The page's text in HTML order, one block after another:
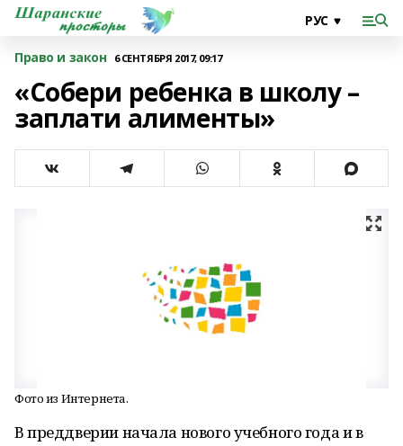
Право и закон 6 СЕНТЯБРЯ 2017, 09:17
«Собери ребенка в школу –
заплати алименты»
Фото из Интернета.
В преддверии начала нового учебного года и в